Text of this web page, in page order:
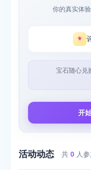
你的真实体
宝石随心兑
开
活动动态 共0 人